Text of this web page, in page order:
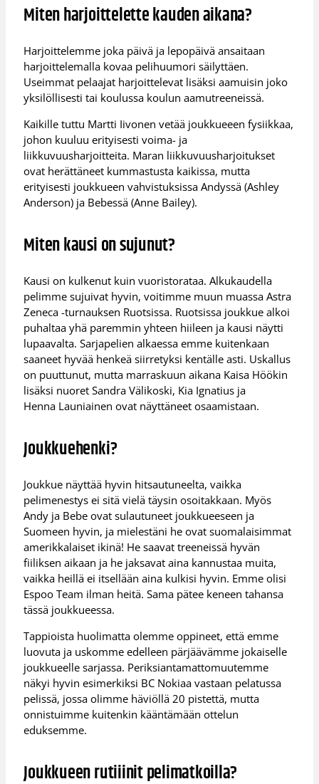
Miten harjoittelette kauden aikana?
Harjoittelemme joka päivä ja lepopäivä ansaitaan
harjoittelemalla kovaa pelihuumori säilyttäen.
Useimmat pelaajat harjoittelevat lisäksi aamuisin joko
yksilöllisesti tai koulussa koulun aamutreeneissä.
Kaikille tuttu Martti Iivonen vetää joukkueeen fysiikkaa,
johon kuuluu erityisesti voima- ja
liikkuvuusharjoitteita. Maran liikkuvuusharjoitukset
ovat herättäneet kummastusta kaikissa, mutta
erityisesti joukkueen vahvistuksissa Andyssä (Ashley
Anderson) ja Bebessä (Anne Bailey).
Miten kausi on sujunut?
Kausi on kulkenut kuin vuoristorataa. Alkukaudella
pelimme sujuivat hyvin, voitimme muun muassa Astra
Zeneca -turnauksen Ruotsissa. Ruotsissa joukkue alkoi
puhaltaa yhä paremmin yhteen hiileen ja kausi näytti
lupaavalta. Sarjapelien alkaessa emme kuitenkaan
saaneet hyvää henkeä siirretyksi kentälle asti. Uskallus
on puuttunut, mutta marraskuun aikana Kaisa Höökin
lisäksi nuoret Sandra Välikoski, Kia Ignatius ja
Henna Launiainen ovat näyttäneet osaamistaan.
Joukkuehenki?
Joukkue näyttää hyvin hitsautuneelta, vaikka
pelimenestys ei sitä vielä täysin osoitakkaan. Myös
Andy ja Bebe ovat sulautuneet joukkueeseen ja
Suomeen hyvin, ja mielestäni he ovat suomalaisimmat
amerikkalaiset ikinä! He saavat treeneissä hyvän
fiiliksen aikaan ja he jaksavat aina kannustaa muita,
vaikka heillä ei itsellään aina kulkisi hyvin. Emme olisi
Espoo Team ilman heitä. Sama pätee keneen tahansa
tässä joukkueessa.
Tappioista huolimatta olemme oppineet, että emme
luovuta ja uskomme edelleen pärjäävämme jokaiselle
joukkueelle sarjassa. Periksiantamattomuutemme
näkyi hyvin esimerkiksi BC Nokiaa vastaan pelatussa
pelissä, jossa olimme häviöllä 20 pistettä, mutta
onnistuimme kuitenkin kääntämään ottelun
eduksemme.
Joukkueen rutiiinit pelimatkoilla?